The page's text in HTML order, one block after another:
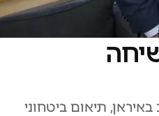
תיאום ביטחוני